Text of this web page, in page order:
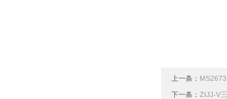
上一条：
下一条： ZIJJ-V